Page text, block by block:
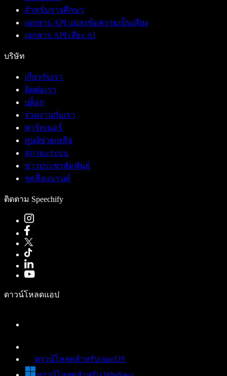
สำหรับการศึกษา
เอกสาร API แปลงข้อความเป็นเสียง
เอกสาร API เสียง AI
บริษัท
เกี่ยวกับเรา
ติดต่อเรา
บล็อก
ร่วมงานกับเรา
พาร์ทเนอร์
ศูนย์ช่วยเหลือ
สถานะระบบ
ข่าวประชาสัมพันธ์
ชุดสื่อแบรนด์
ติดตาม Speechify
ดาวน์โหลดแอป
ดาวน์โหลดสำหรับ macOS